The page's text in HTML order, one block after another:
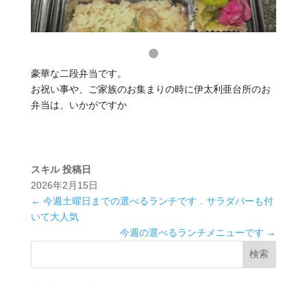
豪華な二段弁当です。
お祝い事や、ご家族のお集まりの時に伊太利亜台所のお
弁当は、いかがですか
スキル 投稿日
2026年2月15日
← 今週土曜日までの選べるランチです．サラダバーも付
いて大人気
今週の選べるランチメニューです →
検索